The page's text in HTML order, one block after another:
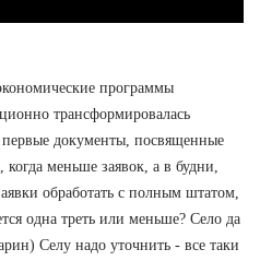
программы
трансформировалась
первые документы, посвященные
меньше заявок, а в будни,
обработать с полным штатом,
одна треть или меньше? Село да
Селу надо уточнить - все таки